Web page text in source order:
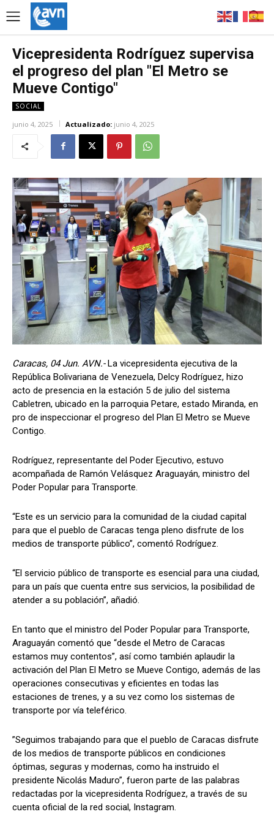
Vicepresidenta Rodríguez supervisa
el progreso del plan "El Metro se
Mueve Contigo"
SOCIAL
junio 4, 2025 Actualizado: junio 4, 2025
Caracas, 04 Jun. AVN.-La vicepresidenta ejecutiva de la
República Bolivariana de Venezuela, Delcy Rodríguez, hizo
acto de presencia en la estación 5 de julio del sistema
Cabletren, ubicado en la parroquia Petare, estado Miranda, en
pro de inspeccionar el progreso del Plan El Metro se Mueve
Contigo.
Rodríguez, representante del Poder Ejecutivo, estuvo
acompañada de Ramón Velásquez Araguayán, ministro del
Poder Popular para Transporte.
“Este es un servicio para la comunidad de la ciudad capital
para que el pueblo de Caracas tenga pleno disfrute de los
medios de transporte público”, comentó Rodríguez.
“El servicio público de transporte es esencial para una ciudad,
para un país que cuenta entre sus servicios, la posibilidad de
atender a su población”, añadió.
En tanto que el ministro del Poder Popular para Transporte,
Araguayán comentó que “desde el Metro de Caracas
estamos muy contentos”, así como también aplaudir la
activación del Plan El Metro se Mueve Contigo, además de las
operaciones consecutivas y eficientes en todas las
estaciones de trenes, y a su vez como los sistemas de
transporte por vía teleférico.
”Seguimos trabajando para que el pueblo de Caracas disfrute
de los medios de transporte públicos en condiciones
óptimas, seguras y modernas, como ha instruido el
presidente Nicolás Maduro”, fueron parte de las palabras
redactadas por la vicepresidenta Rodríguez, a través de su
cuenta oficial de la red social, Instagram.